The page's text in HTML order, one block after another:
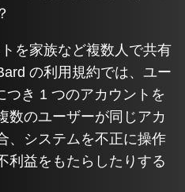
を家族など複数人で共有
の利用規約では、ユー
き 1 つのアカウントを
数のユーザーが同じアカ
、システムを不正に操作
利益をもたらしたりする